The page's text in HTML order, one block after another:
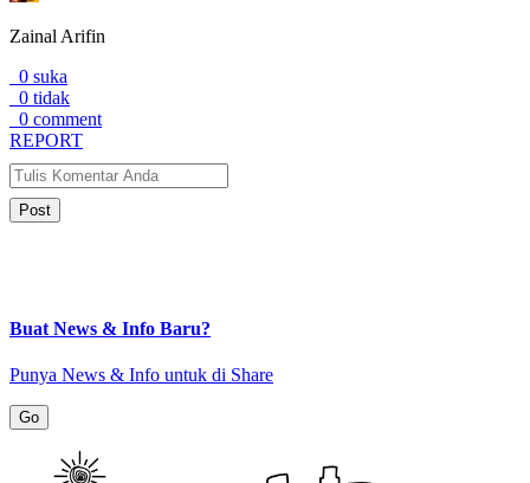
Zainal Arifin
0 suka
0 tidak
0 comment
REPORT
Post
Buat News & Info Baru?
Punya News & Info untuk di Share
Go